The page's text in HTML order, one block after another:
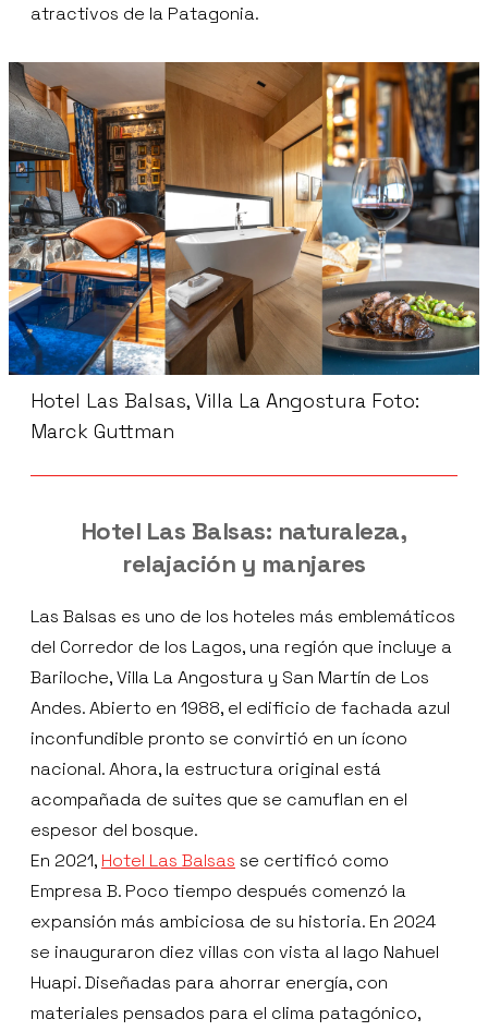
atractivos de la Patagonia.
Hotel Las Balsas, Villa La Angostura Foto:
Marck Guttman
Hotel Las Balsas: naturaleza,
relajación y manjares
Las Balsas es uno de los hoteles más emblemáticos
del Corredor de los Lagos, una región que incluye a
Bariloche, Villa La Angostura y San Martín de Los
Andes. Abierto en 1988, el edificio de fachada azul
inconfundible pronto se convirtió en un ícono
nacional. Ahora, la estructura original está
acompañada de suites que se camuflan en el
espesor del bosque.
En 2021, Hotel Las Balsas se certificó como
Empresa B. Poco tiempo después comenzó la
expansión más ambiciosa de su historia. En 2024
se inauguraron diez villas con vista al lago Nahuel
Huapi. Diseñadas para ahorrar energía, con
materiales pensados para el clima patagónico,